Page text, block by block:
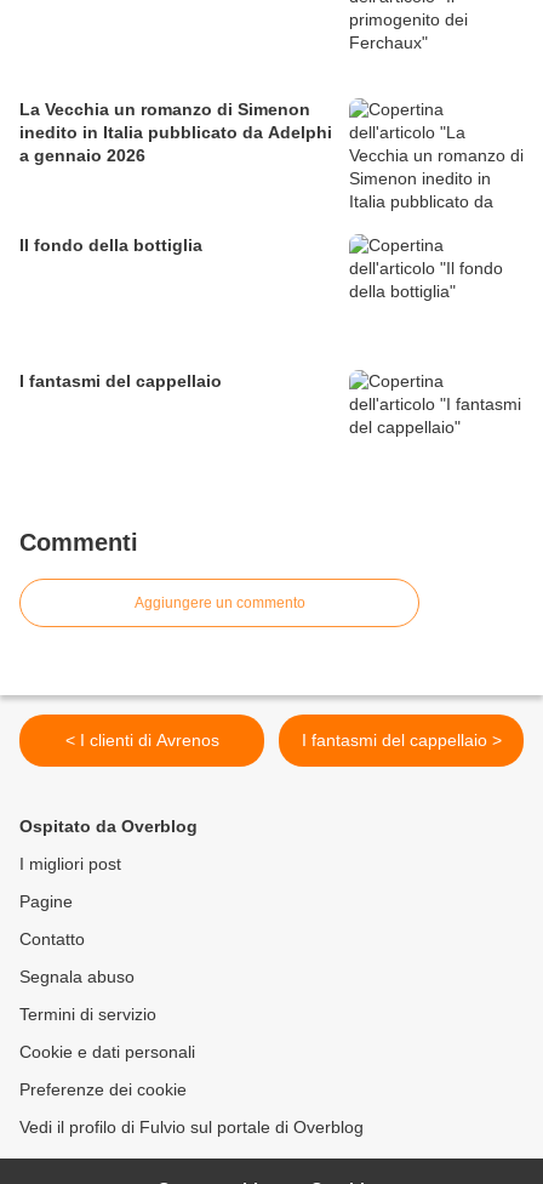
La Vecchia un romanzo di Simenon
inedito in Italia pubblicato da Adelphi
a gennaio 2026
Il fondo della bottiglia
I fantasmi del cappellaio
Commenti
Aggiungere un commento
< I clienti di Avrenos I fantasmi del cappellaio >
Ospitato da Overblog
I migliori post
Pagine
Contatto
Segnala abuso
Termini di servizio
Cookie e dati personali
Preferenze dei cookie
Vedi il profilo di Fulvio sul portale di Overblog